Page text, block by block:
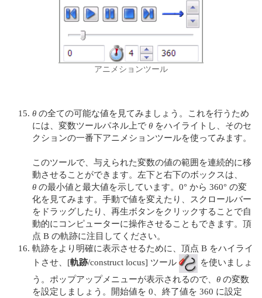
アニメションツール
θ の全ての可能な値を見てみましょう。これを行うため
には、変数ツールパネル上で θ をハイライトし、そのセ
クションの一番下アニメションツールを使ってみます。
このツールで、与えられた変数の値の範囲を連続的に移
動させることができます。左下と右下のボックスは、
θ の最小値と最大値を示しています。0° から 360° の変
化を見てみます。手動で値を変えたり、スクロールバー
をドラッグしたり、再生ボタンをクリックすることで自
動的にコンピューターに操作させることもできます。頂
点 B の軌跡に注目してください。
軌跡をより明確に表示させるために、頂点 B をハイライ
トさせ、[軌跡/construct locus] ツール
を使いましょ
う。ポップアップメニューが表示されるので、 θ の変数
を設定しましょう。開始値を 0、終了値を 360 に設定